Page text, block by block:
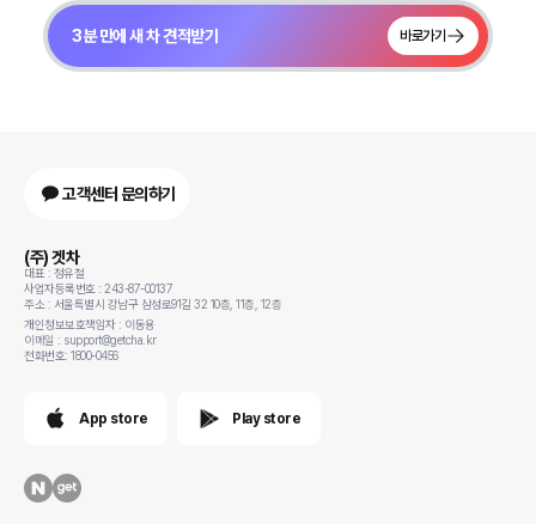
3분 만에 새 차 견적받기 바로가기
고객센터 문의하기
(주) 겟차
대표 : 정유철
사업자등록번호 : 243-87-00137
주소 : 서울특별시 강남구 삼성로91길 32 10층, 11층, 12층
개인정보보호책임자 : 이동용
이메일 : support@getcha.kr
전화번호: 1800-0456
App store Play store